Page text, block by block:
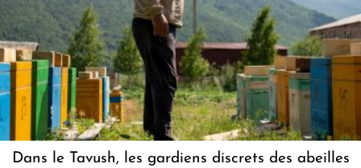
Dans le Tavush, les gardiens discrets des abeilles